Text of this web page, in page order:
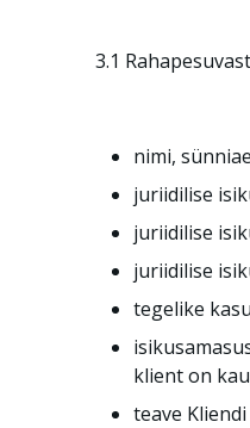
3.1
nimi,
juriidilise
juriidilise
juriidilise
tegelike
klient on
teave